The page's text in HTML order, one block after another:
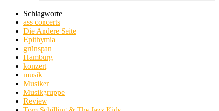
Schlagworte
ass concerts
Die Andere Seite
Epithymia
grünspan
Hamburg
konzert
musik
Musiker
Musikgruppe
Review